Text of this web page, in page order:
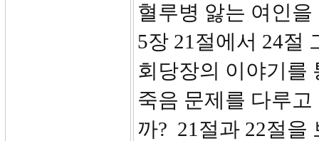
혈루병 앓는 여인
5장 21절에서 24절
회당장의 이야기를
죽음 문제를 다루
까? 21절과 22절을